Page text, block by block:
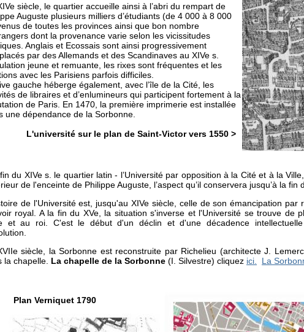
siècle, le quartier accueille ainsi à l’abri du rempart de
Auguste plusieurs milliers d’étudiants (de 4 000 à 8 000
de toutes les provinces ainsi que bon nombre
dont la provenance varie selon les vicissitudes
Anglais et Ecossais sont ainsi progressivement
par des Allemands et des Scandinaves au XIVe s.
jeune et remuante, les rixes sont fréquentes et les
avec les Parisiens parfois difficiles.
gauche héberge également, avec l’île de la Cité, les
de libraires et d’enlumineurs qui participent fortement à la
de Paris. En 1470, la première imprimerie est installée
une dépendance de la Sorbonne.
sur le plan de Saint-Victor vers 1550 >
du XIVe s. le quartier latin - l’Université par opposition à la Cité et à la
de l'enceinte de Philippe Auguste, l’aspect qu’il conservera jusqu’à la fin
de l'Université est, jusqu'au XIVe siècle, celle de son émancipation par
royal. A la fin du XVe, la situation s'inverse et l'Université se trouve de
et au roi. C'est le début d'un déclin et d'une décadence
siècle, la Sorbonne est reconstruite par Richelieu (architecte J.
la chapelle. La chapelle de la Sorbonne (I. Silvestre) cliquez ici. La
Verniquet 1790